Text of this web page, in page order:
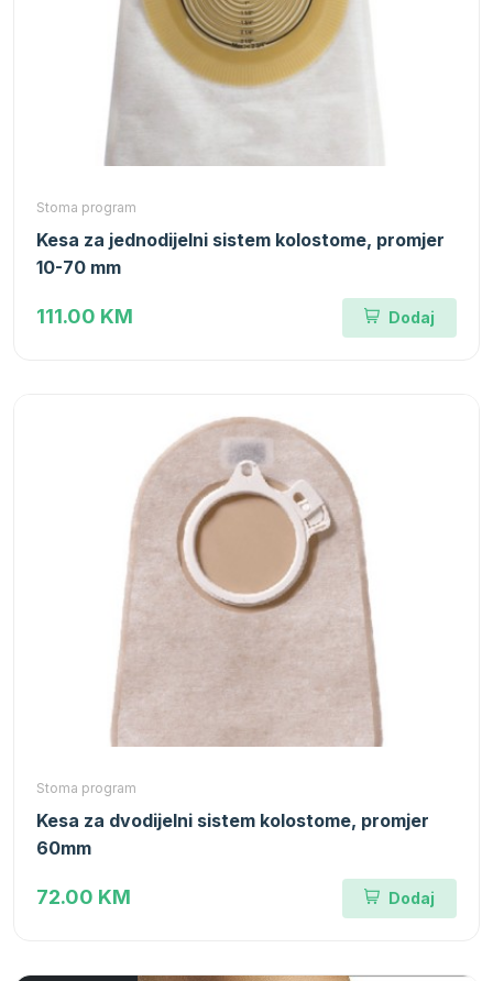
Stoma program
Kesa za jednodijelni sistem kolostome, promjer
10-70 mm
111.00 KM Dodaj
Stoma program
Kesa za dvodijelni sistem kolostome, promjer
60mm
72.00 KM Dodaj